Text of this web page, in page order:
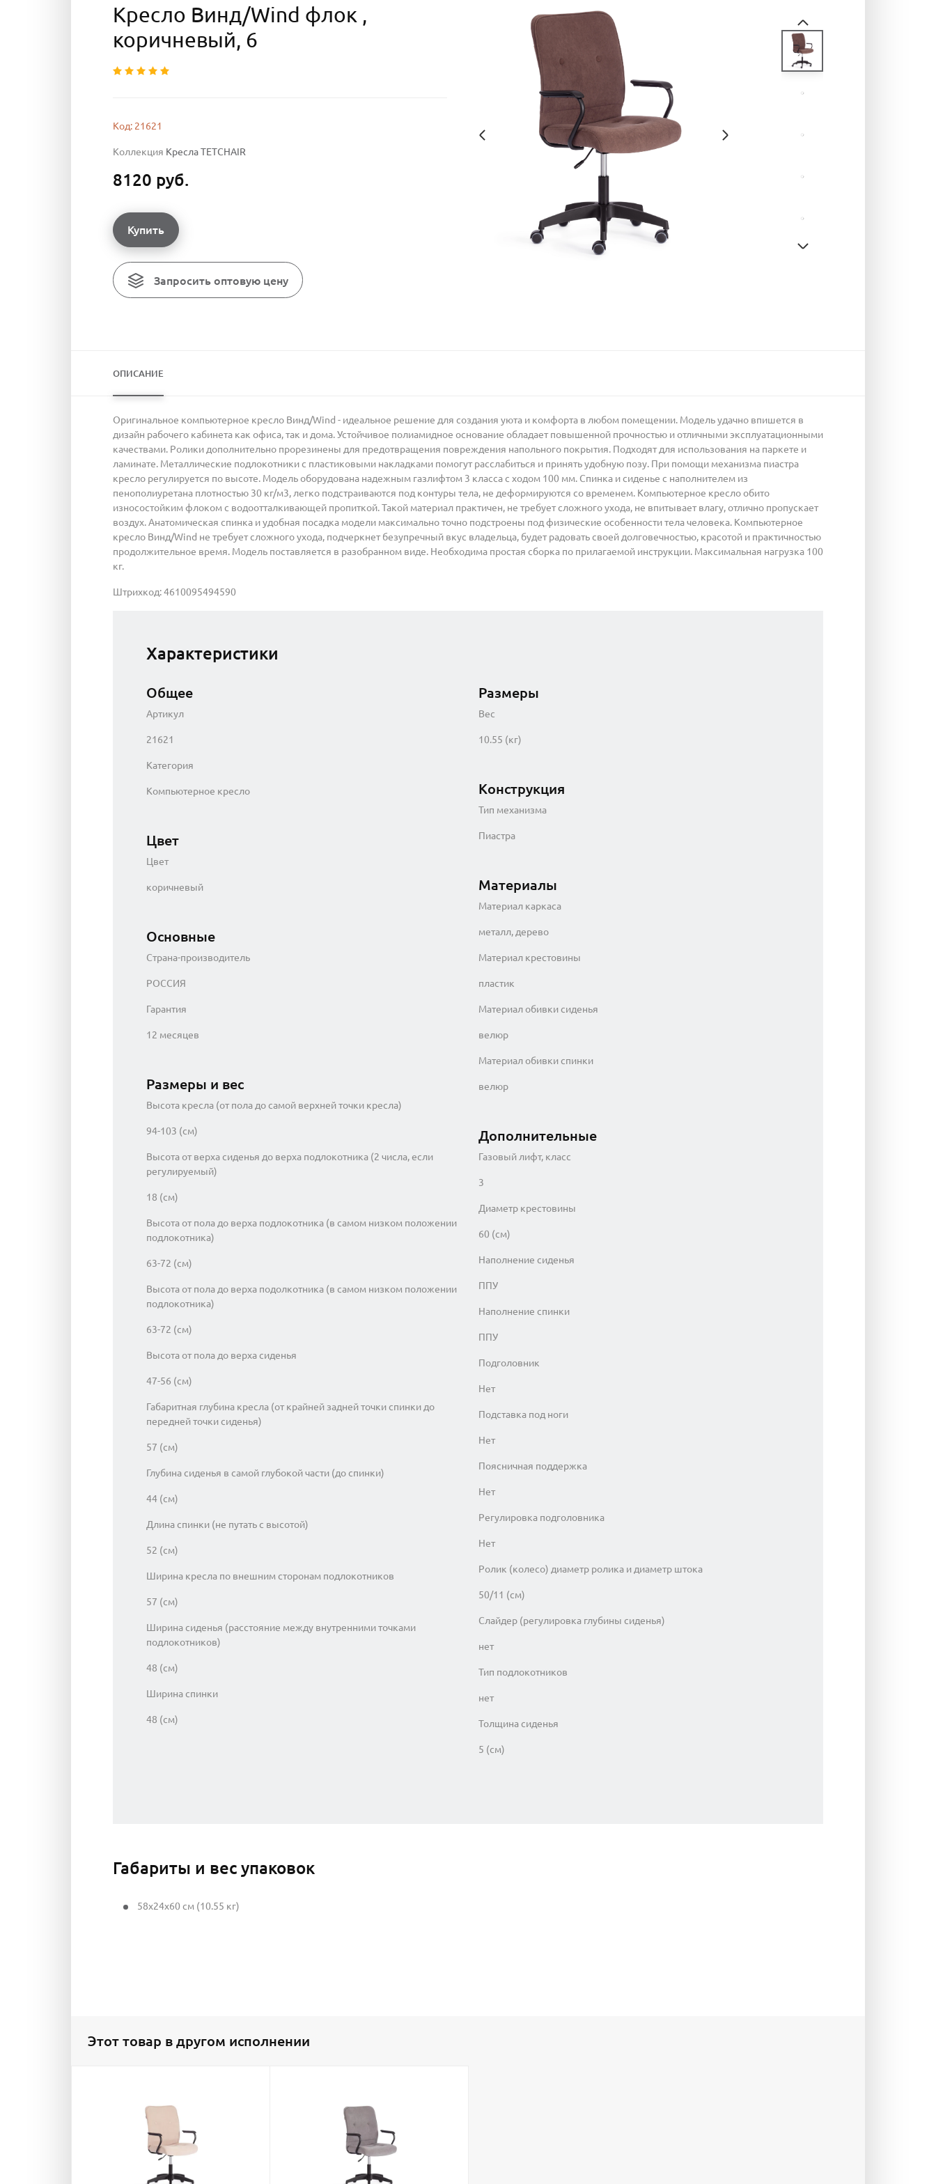
Кресло Винд/Wind флок ,
коричневый, 6
Код: 21621
Коллекция Кресла TETCHAIR
8120 руб.
Купить
Запросить оптовую цену
ОПИСАНИЕ
Оригинальное компьютерное кресло Винд/Wind - идеальное решение для создания уюта и комфорта в любом помещении. Модель удачно впишется в
дизайн рабочего кабинета как офиса, так и дома. Устойчивое полиамидное основание обладает повышенной прочностью и отличными эксплуатационными
качествами. Ролики дополнительно прорезинены для предотвращения повреждения напольного покрытия. Подходят для использования на паркете и
ламинате. Металлические подлокотники с пластиковыми накладками помогут расслабиться и принять удобную позу. При помощи механизма пиастра
кресло регулируется по высоте. Модель оборудована надежным газлифтом 3 класса с ходом 100 мм. Спинка и сиденье с наполнителем из
пенополиуретана плотностью 30 кг/м3, легко подстраиваются под контуры тела, не деформируются со временем. Компьютерное кресло обито
износостойким флоком с водоотталкивающей пропиткой. Такой материал практичен, не требует сложного ухода, не впитывает влагу, отлично пропускает
воздух. Анатомическая спинка и удобная посадка модели максимально точно подстроены под физические особенности тела человека. Компьютерное
кресло Винд/Wind не требует сложного ухода, подчеркнет безупречный вкус владельца, будет радовать своей долговечностью, красотой и практичностью
продолжительное время. Модель поставляется в разобранном виде. Необходима простая сборка по прилагаемой инструкции. Максимальная нагрузка 100
кг.
Штрихкод: 4610095494590
Характеристики
Общее
Артикул
21621
Категория
Компьютерное кресло
Цвет
Цвет
коричневый
Основные
Страна-производитель
РОССИЯ
Гарантия
12 месяцев
Размеры и вес
Высота кресла (от пола до самой верхней точки кресла)
94-103 (см)
Высота от верха сиденья до верха подлокотника (2 числа, если
регулируемый)
18 (см)
Высота от пола до верха подлокотника (в самом низком положении
подлокотника)
63-72 (см)
Высота от пола до верха подолкотника (в самом низком положении
подлокотника)
63-72 (см)
Высота от пола до верха сиденья
47-56 (см)
Габаритная глубина кресла (от крайней задней точки спинки до
передней точки сиденья)
57 (см)
Глубина сиденья в самой глубокой части (до спинки)
44 (см)
Длина спинки (не путать с высотой)
52 (см)
Ширина кресла по внешним сторонам подлокотников
57 (см)
Ширина сиденья (расстояние между внутренними точками
подлокотников)
48 (см)
Ширина спинки
48 (см)
Размеры
Вес
10.55 (кг)
Конструкция
Тип механизма
Пиастра
Материалы
Материал каркаса
металл, дерево
Материал крестовины
пластик
Материал обивки сиденья
велюр
Материал обивки спинки
велюр
Дополнительные
Газовый лифт, класс
3
Диаметр крестовины
60 (см)
Наполнение сиденья
ППУ
Наполнение спинки
ППУ
Подголовник
Нет
Подставка под ноги
Нет
Поясничная поддержка
Нет
Регулировка подголовника
Нет
Ролик (колесо) диаметр ролика и диаметр штока
50/11 (см)
Слайдер (регулировка глубины сиденья)
нет
Тип подлокотников
нет
Толщина сиденья
5 (см)
Габариты и вес упаковок
58x24x60 см (10.55 кг)
Этот товар в другом исполнении